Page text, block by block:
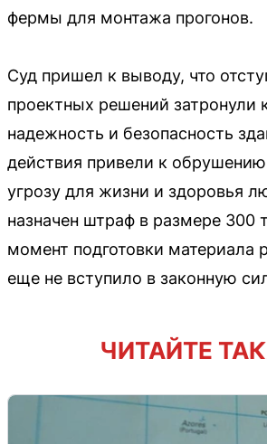
фермы для монтажа прогонов.
Суд пришел к выводу, что
проектных решений затронули
надежность и безопасность
действия привели к
угрозу для жизни и здоровья
назначен штраф в размере 300
момент подготовки материала
еще не вступило в законную
ЧИТАЙТЕ